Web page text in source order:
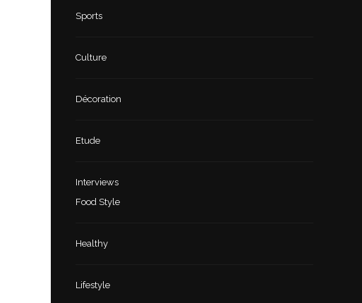
Sports
Culture
Décoration
Etude
Interviews
Food Style
Healthy
Lifestyle